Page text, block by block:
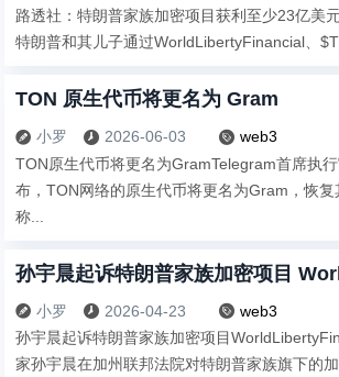
路透社：特朗普家族加密项目获利至少23亿美
特朗普和其儿子通过WorldLibertyFinancial、
TON 原生代币将更名为 Gram
 小罗  2026-06-03  web3
TON原生代币将更名为GramTelegram首席执
布，TON网络的原生代币将更名为Gram，恢复
称...
 小罗  2026-04-23  web3
孙宇晨起诉特朗普家族加密项目
家孙宇晨在加州联邦法院对特朗普家族旗下的